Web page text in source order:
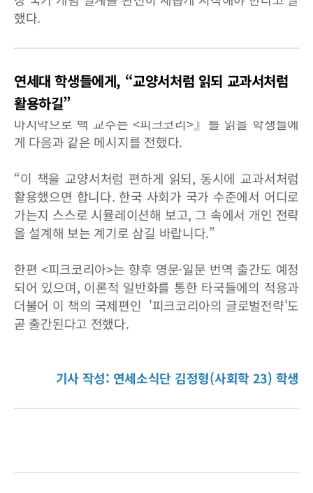
했다.
연세대 학생들에게, “교양서처럼 읽되 교과서처럼
활용하길”
마지막으로 백 교수는 <피크코리>』를 읽을 학생들에
게 다음과 같은 메시지를 전했다.
“이 책을 교양서처럼 편하게 읽되, 동시에 교과서처럼
활용했으면 합니다. 한국 사회가 국가 수준에서 어디로
가는지 스스로 시뮬레이션해 보고, 그 속에서 개인 전략
을 설계해 보는 계기로 삼길 바랍니다.”
한편 <피크코리아>는 향후 영문·일문 번역 출간도 예정
되어 있으며, 이론적 일반화를 통한 타국들에의 적용과
더불어 이 책의 국제편인 '피크코리아의 글로벌전략'도
곧 출간된다고 전했다.
기사 작성: 연세소식단 김정형(사회학 23) 학생